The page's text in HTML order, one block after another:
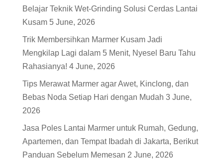
Belajar Teknik Wet-Grinding Solusi Cerdas Lantai
Kusam 5 June, 2026
Trik Membersihkan Marmer Kusam Jadi
Mengkilap Lagi dalam 5 Menit, Nyesel Baru Tahu
Rahasianya! 4 June, 2026
Tips Merawat Marmer agar Awet, Kinclong, dan
Bebas Noda Setiap Hari dengan Mudah 3 June,
2026
Jasa Poles Lantai Marmer untuk Rumah, Gedung,
Apartemen, dan Tempat Ibadah di Jakarta, Berikut
Panduan Sebelum Memesan 2 June, 2026